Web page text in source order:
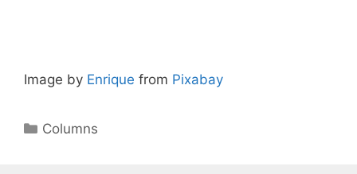
Image by Enrique from Pixabay
Columns